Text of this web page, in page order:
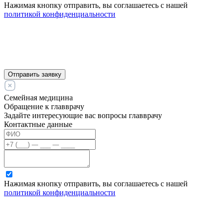
Нажимая кнопку отправить, вы соглашаетесь с нашей
политикой конфиденциальности
Отправить заявку
Семейная медицина
Обращение к главврачу
Задайте интересующие вас вопросы главврачу
Контактные данные
Нажимая кнопку отправить, вы соглашаетесь с нашей
политикой конфиденциальности